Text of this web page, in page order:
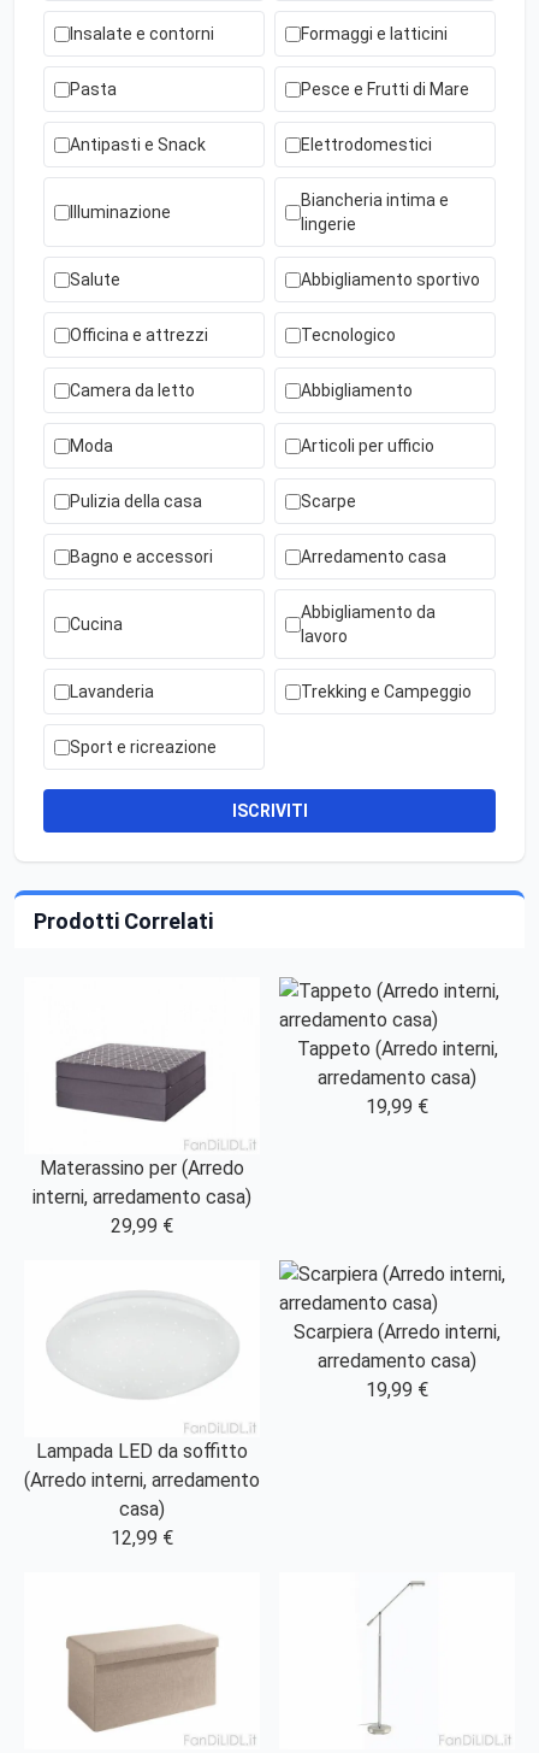
Insalate e contorni Formaggi e latticini
Pasta Pesce e Frutti di Mare
Antipasti e Snack Elettrodomestici
Illuminazione
Biancheria intima e
lingerie
Salute Abbigliamento sportivo
Officina e attrezzi Tecnologico
Camera da letto Abbigliamento
Moda Articoli per ufficio
Pulizia della casa Scarpe
Bagno e accessori Arredamento casa
Cucina
Abbigliamento da
lavoro
Lavanderia Trekking e Campeggio
Sport e ricreazione
ISCRIVITI
Prodotti Correlati
Materassino per (Arredo
interni, arredamento casa)
29,99 €
Tappeto (Arredo interni,
arredamento casa)
19,99 €
Lampada LED da soffitto
(Arredo interni, arredamento
casa)
12,99 €
Scarpiera (Arredo interni,
arredamento casa)
19,99 €